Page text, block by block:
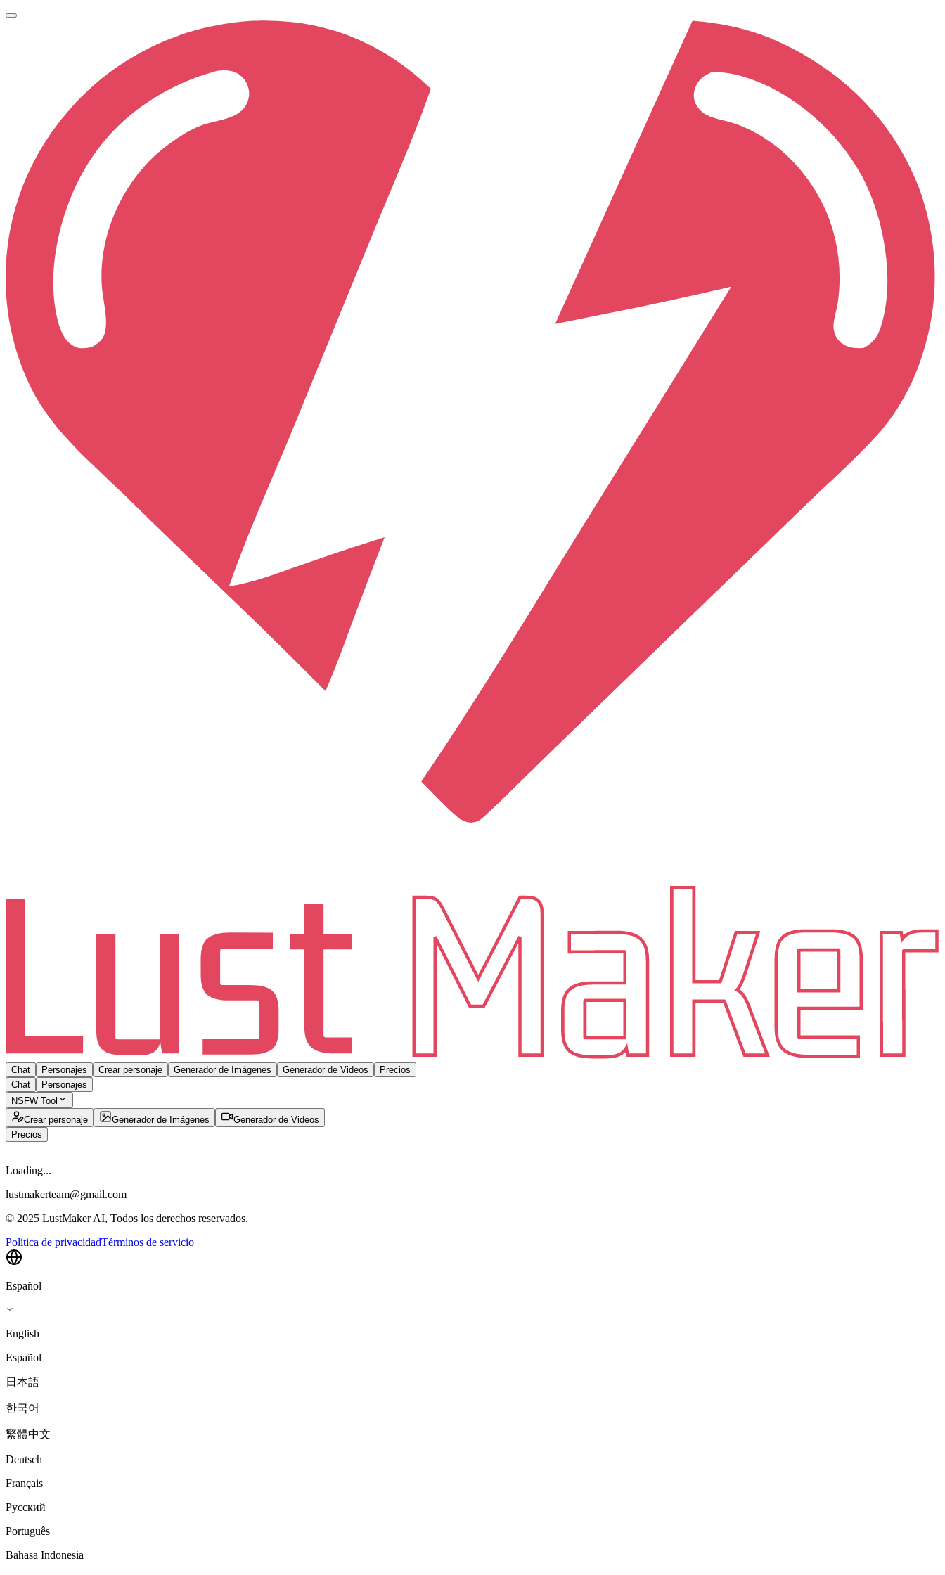
Chat Personajes Crear personaje Generador de Imágenes Generador de Videos
Precios
Chat
Personajes
NSFW Tool
Crear personaje
Generador de Imágenes
Generador de Videos
Precios
Loading...
lustmakerteam@gmail.com
© 2025 LustMaker AI, Todos los derechos reservados.
Política de privacidadTérminos de servicio
Español
English
Español
日本語
한국어
繁體中文
Deutsch
Français
Русский
Português
Bahasa Indonesia